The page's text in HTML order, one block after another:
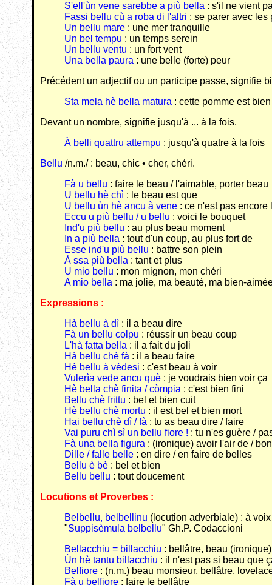
S'ell'ùn vene sarebbe a più bella : s'il ne vient
Fassi bellu cù a roba di l'altri : se parer avec les
Un bellu mare: une mer tranquille
Un bel tempu : un temps serein
Un bellu ventu : un fort vent
Una bella paura : une belle (forte) peur
Précédent un adjectif ou un participe passe, signifie
Sta mela hè bella matura : cette pomme est
Devant un nombre, signifie jusqu'à ... à la fois.
À belli quattru attempu : jusqu'à quatre à la fois
Bellu /n.m./ : beau, chic • cher, chéri.
Fà u bellu : faire le beau / l'aimable, porter beau
U bellu hè chì: le beau est que
U bellu ùn hè ancu à vene: ce n'est pas encore
Eccu u più bellu / u bellu : voici le bouquet
Ind'u più bellu : au plus beau moment
In a più bella : tout d'un coup, au plus fort de
Esse ind'u più bellu : battre son plein
À ssa più bella : tant et plus
U mio bellu : mon mignon, mon chéri
A mio bella : ma jolie, ma beauté, ma bien-
Expressions :
Hà bellu à dì: il a beau dire
Fà un bellu colpu : réussir un beau coup
L'hà fatta bella : il a fait du joli
Hà bellu chè fà : il a beau faire
Hè bellu à vèdesi : c'est beau à voir
Vulerìa vede ancu què: je voudrais bien voir ça
Hè bella chè finita / còmpia : c'est bien fini
Bellu chè frittu : bel et bien cuit
Hè bellu chè mortu : il est bel et bien mort
Hai bellu chè dì / fà : tu as beau dire / faire
Vai puru chì sì un bellu fiore ! : tu n'es guère /
Fà una bella figura : (ironique) avoir l'air de /
Dille / falle belle: en dire / en faire de belles
Bellu è bè: bel et bien
Bellu bellu : tout doucement
Locutions et Proverbes :
Belbellu, belbellinu (locution adverbiale) : à
"Suppisèmula belbellu" Gh.P. Codaccioni
Bellacchiu = billacchiu : bellâtre, beau (ironique)
Ùn hè tantu billacchiu : il n'est pas si beau que
Belfiore : (n.m.) beau monsieur, bellâtre,
Fà u belfiore: faire le bellâtre